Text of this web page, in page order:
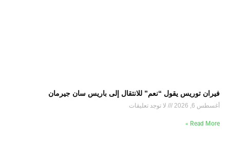
فيران توريس يقول “نعم” للانتقال إلى باريس سان جيرمان
أغسطس 6, 2026 لا توجد تعليقات
Read More »